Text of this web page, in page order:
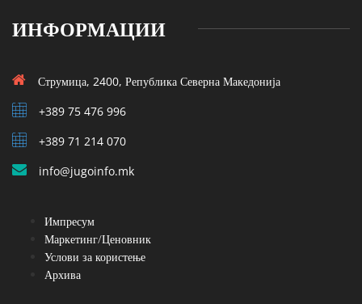
ИНФОРМАЦИИ
Струмица, 2400, Република Северна Македонија
+389 75 476 996
+389 71 214 070
info@jugoinfo.mk
Импресум
Маркетинг/Ценовник
Услови за користење
Архива